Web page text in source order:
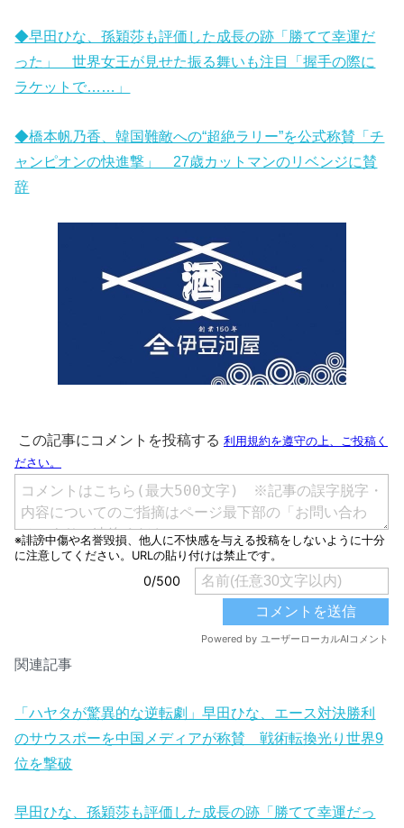
◆早田ひな、孫穎莎も評価した成長の跡「勝てて幸運だ
った」 世界女王が見せた振る舞いも注目「握手の際に
ラケットで……」
◆橋本帆乃香、韓国難敵への“超絶ラリー”を公式称賛「チ
ャンピオンの快進撃」 27歳カットマンのリベンジに賛
辞
関連記事
「ハヤタが驚異的な逆転劇」早田ひな、エース対決勝利
のサウスポーを中国メディアが称賛 戦術転換光り世界9
位を撃破
早田ひな、孫穎莎も評価した成長の跡「勝てて幸運だっ